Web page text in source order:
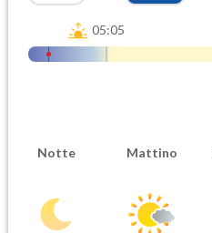
05:05
Notte Mattino